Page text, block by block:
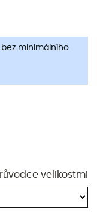
bez minimálního
velikostmi